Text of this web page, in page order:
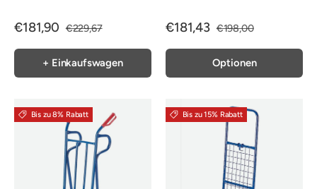
€181,90 €229,67
+ Einkaufswagen
€181,43 €198,00
Optionen
Bis zu 8% Rabatt Bis zu 15% Rabatt